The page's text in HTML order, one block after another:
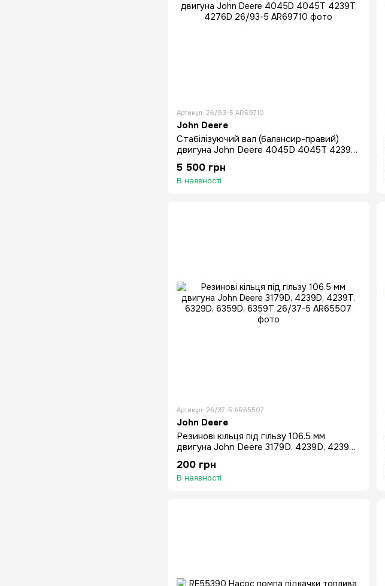
Артикул: 26/93-5 AR69710
John Deere
Стабілізуючий вал (балансир-правий)
двигуна John Deere 4045D 4045T 4239T
4276D
5 500 грн
В наявності
Артикул: 26/37-5 AR65507
John Deere
Резинові кільця під гільзу 106.5 мм
двигуна John Deere 3179D, 4239D, 4239T,
200 грн
В наявності